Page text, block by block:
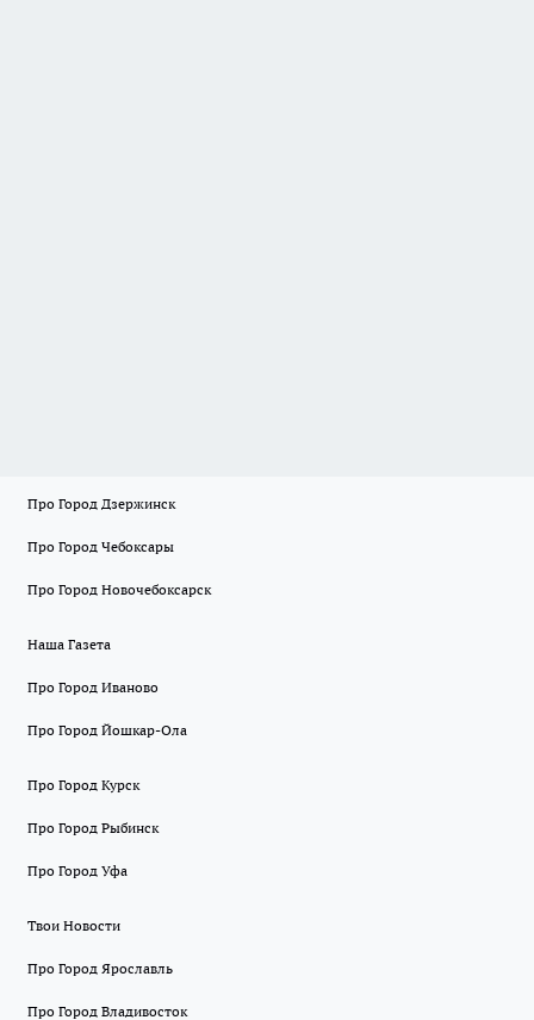
Про Город Дзержинск
Про Город Чебоксары
Про Город Новочебоксарск
Наша Газета
Про Город Иваново
Про Город Йошкар-Ола
Про Город Курск
Про Город Рыбинск
Про Город Уфа
Твои Новости
Про Город Ярославль
Про Город Владивосток